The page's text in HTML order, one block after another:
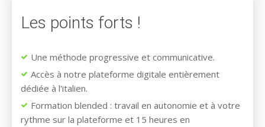
Les points forts !
Une méthode progressive et communicative.
Accès à notre plateforme digitale entièrement
dédiée à l'italien.
Formation blended : travail en autonomie et à votre
rythme sur la plateforme et 15 heures en